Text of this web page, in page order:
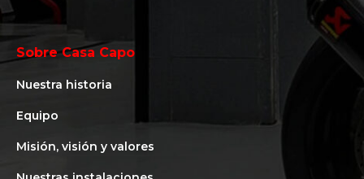
Sobre Casa Capo
Nuestra historia
Equipo
Misión, visión y valores